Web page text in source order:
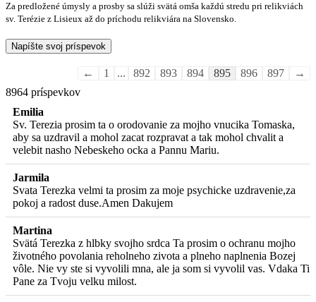
Za predložené úmysly a prosby sa slúži svätá omša každú stredu pri relikviách
sv. Terézie z Lisieux až do príchodu relikviára na Slovensko.
Guestbook
← 1 ... 892 893 894 895 896 897
→
8964 príspevkov
Emilia
Sv. Terezia prosim ta o orodovanie za mojho vnucika Tomaska,
aby sa uzdravil a mohol zacat rozpravat a tak mohol chvalit a
velebit nasho Nebeskeho ocka a Pannu Mariu.
Jarmila
Svata Terezka velmi ta prosim za moje psychicke uzdravenie,za
pokoj a radost duse.Amen Dakujem
Martina
Svätá Terezka z hlbky svojho srdca Ta prosim o ochranu mojho
životného povolania reholneho zivota a plneho naplnenia Bozej
vôle. Nie vy ste si vyvolili mna, ale ja som si vyvolil vas. Vdaka Ti
Pane za Tvoju velku milost.